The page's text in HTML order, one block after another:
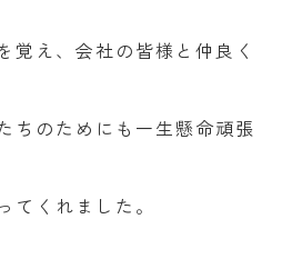
覚え、会社の皆様と仲良く
ちのためにも一生懸命頑張
てくれました。